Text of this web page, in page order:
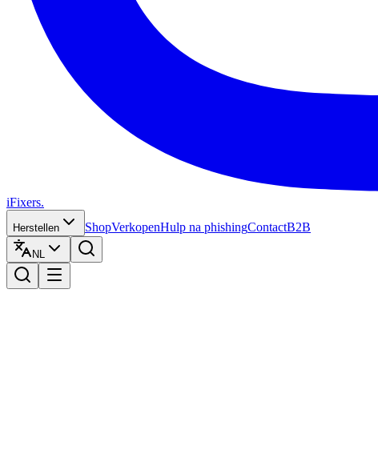
iFixers.
Herstellen ShopVerkopenHulp na phishingContactB2B
NL